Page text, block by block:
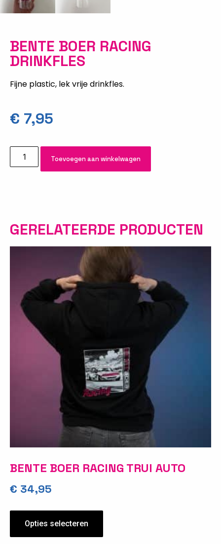
BENTE BOER RACING
DRINKFLES
Fijne plastic, lek vrije drinkfles.
€ 7,95
Toevoegen aan winkelwagen
GERELATEERDE PRODUCTEN
BENTE BOER RACING TRUI AUTO
€ 34,95
Opties selecteren